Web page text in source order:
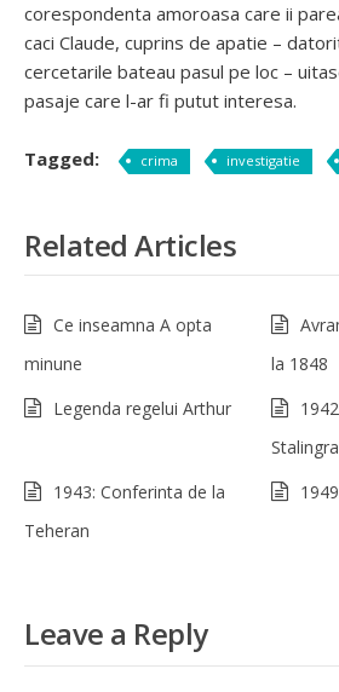
corespondenta amoroasa care ii
caci Claude, cuprins de apatie –
cercetarile bateau pasul pe loc –
pasaje care l-ar fi putut interesa.
Tagged: crima investigatie
Related Articles
Ce inseamna A opta
minune
la 1848
Legenda regelui Arthur
1943: Conferinta de la
Teheran
Leave a Reply